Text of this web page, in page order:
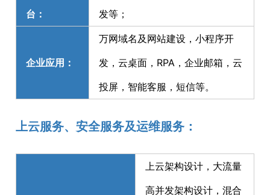
台：
发等；
企业应用：
万网域名及网站建设，小程序开
发，云桌面，RPA，企业邮箱，云
投屏，智能客服，短信等。
上云服务、安全服务及运维服务：
上云架构设计，大流量
高并发架构设计，混合